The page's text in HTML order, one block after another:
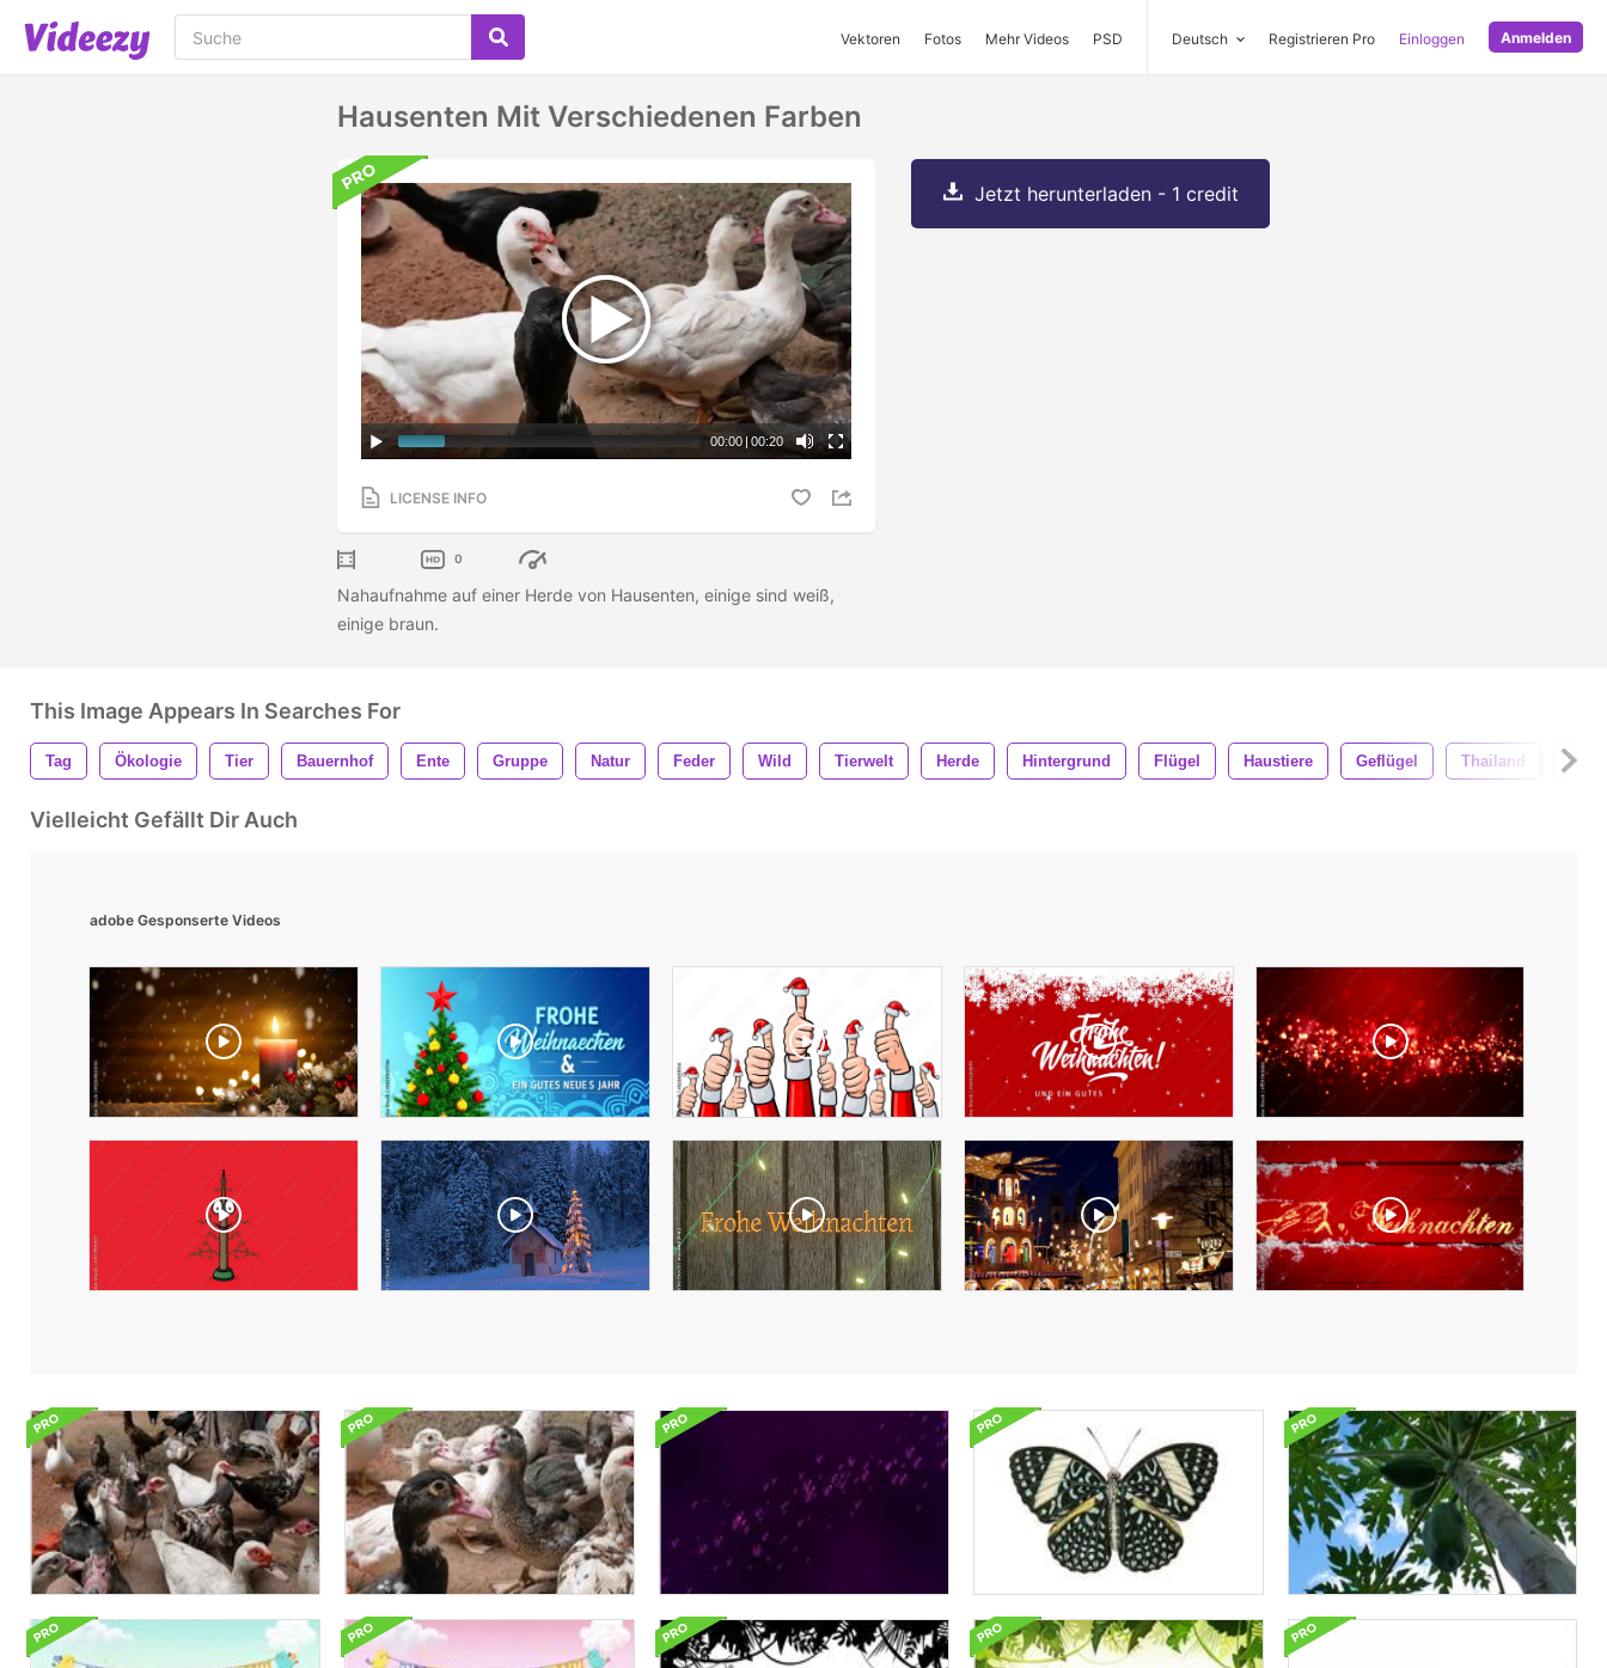
Vektoren Fotos Mehr Videos PSD Deutsch Registrieren Pro Einloggen Anmelden
Hausenten Mit Verschiedenen Farben
00:00 | 00:20
LICENSE INFO
0
Nahaufnahme auf einer Herde von Hausenten, einige sind weiß,
einige braun.
Jetzt herunterladen - 1 credit
This Image Appears In Searches For
Tag Ökologie Tier Bauernhof Ente Gruppe Natur Feder Wild Tierwelt Herde Hintergrund Flügel Haustiere Geflügel Thailand Gelb
Vielleicht Gefällt Dir Auch
adobe Gesponserte Videos